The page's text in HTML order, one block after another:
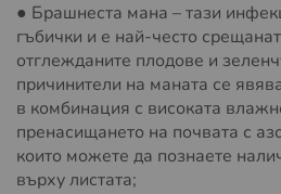
● Брашнеста мана – тази
гъбички и е най-често
отглежданите плодове и
причинители на маната се
в комбинация с високата
пренасищането на почвата с
които можете да познаете
върху листата;